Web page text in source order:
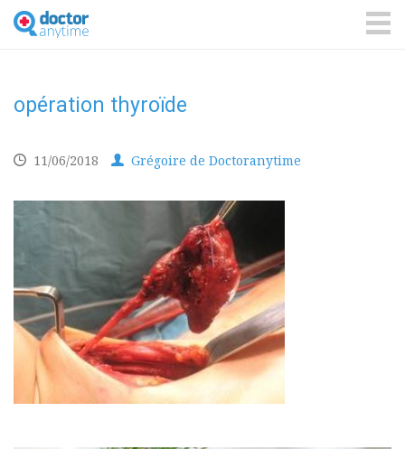
DoctorAnyTime
You
are
opération thyroïde
11/06/2018 Grégoire de Doctoranytime